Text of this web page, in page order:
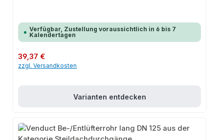
Verfügbar, Zustellung voraussichtlich in 6 bis 7
Kalendertagen
Regulärer Preis:
39,37 €
zzgl. Versandkosten
Varianten entdecken